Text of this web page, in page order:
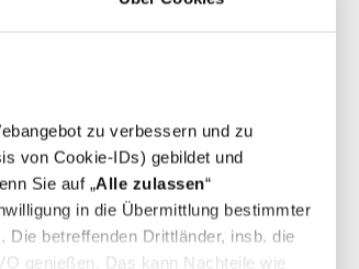
zu verbessern und zu
von Cookie-IDs) gebildet und
Sie auf „Alle zulassen“
in die Übermittlung bestimmter
Die betreffenden Drittländer, insb. die
genießen. Das kann Nachteile wie